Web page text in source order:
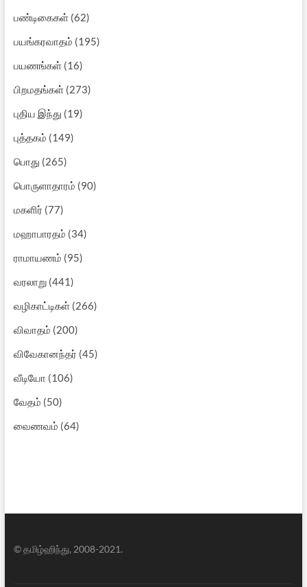
பண்டிகைகள்(62)
பயங்கரவாதம் (195)
பயணங்கள்(16)
பிறமதங்கள்(273)
புதிய இந்து (19)
புத்தகம் (149)
பொது (265)
பொருளாதாரம் (90)
மகளிர் (77)
மஹாபாரதம் (34)
ராமாயணம் (95)
வரலாறு(441)
வழிகாட்டிகள்(266)
விவாதம் (200)
விவேகானந்தர் (45)
வீடியோ (106)
வேதம் (50)
வைணவம் (64)
© தமிழ்ஹிந்து, 2008-2021.